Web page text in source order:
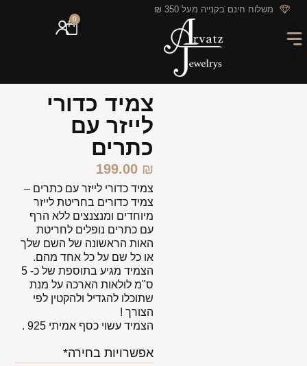
לתוכן משלוח חינם בקנייה מעל 350 ₪
0
צמיד כדורי
לייזר עם
כתרים
199.00 ₪
צמיד כדורי לייזר עם כתרים –
צמיד כדורים בחריטת לייזר
מיוחדים ומנצנצים ללא הרף
עם כתרים נופלים לחריטת
האות הראשונה של השם שלך
או כל שם על כל אחד מהם.
הצמיד מגיע בתוספת של כ- 5
ס"מ לולאות הארכה על מנת
שתוכלו להגדיל ולהקטין לפי
הצורך !
הצמיד עשוי כסף אמיתי 925 .
אפשרויות בחירה*